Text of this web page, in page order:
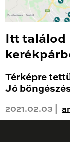
Itt találod
Térképre
Jó
2021.02.03 |